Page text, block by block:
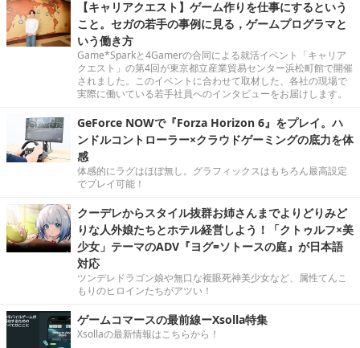
【キャリアクエスト】ゲーム作りを仕事にするという
こと。セガの若手の事例に見る，ゲームプログラマと
いう働き方
Game*Sparkと4Gamerの合同による就活イベント「キャリア
クエスト」の第4回が東京都立産業貿易センター浜松町館で開催
されました。このイベントに合わせて取材した、各社の現場で
実際に働いている若手社員へのインタビューをお届けします。
GeForce NOWで『Forza Horizon 6』をプレイ。ハ
ンドルコントローラー×クラウドゲーミングの底力を体
感
体感的にラグはほぼ無し。グラフィックスはもちろん最高設定
でプレイ可能！
クーデレからスタイル抜群お姉さんまでよりどりみど
りな人外娘たちとホテル経営しよう！「クトゥルフ×美
少女」テーマのADV『ヨグ=ソトースの庭』が日本語
対応
ツンデレドラゴン娘や無口な複眼死神美少女など、属性てんこ
もりのヒロインたちがアツい！
ゲームコマースの最前線ーXsolla特集
Xsollaの最新情報はこちらから！